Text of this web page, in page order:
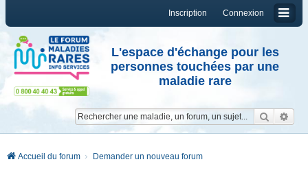
Connexion
Inscription
L'espace d'échange pour les
personnes touchées par une
maladie rare
Accueil du forum Demander un nouveau forum